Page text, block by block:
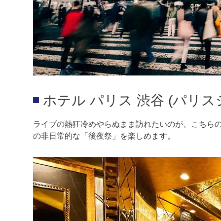
ホテル パリス 渋谷 (パリス
ライブの熱狂冷めやらぬまま訪れたいのが、こちら
の非日常的な「後夜祭」を楽しめます。